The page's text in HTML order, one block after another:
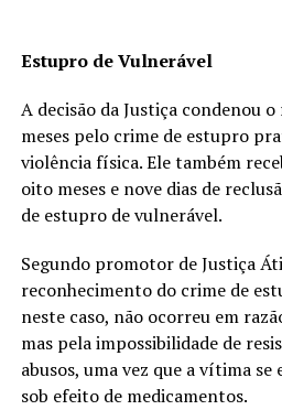
Estupro de Vulnerável
A decisão da Justiça condenou
meses pelo crime de estupro
violência física. Ele também
oito meses e nove dias de
de estupro de vulnerável.
Segundo promotor de Justiça
reconhecimento do crime de
neste caso, não ocorreu em
mas pela impossibilidade de
abusos, uma vez que a vítima
sob efeito de medicamentos.